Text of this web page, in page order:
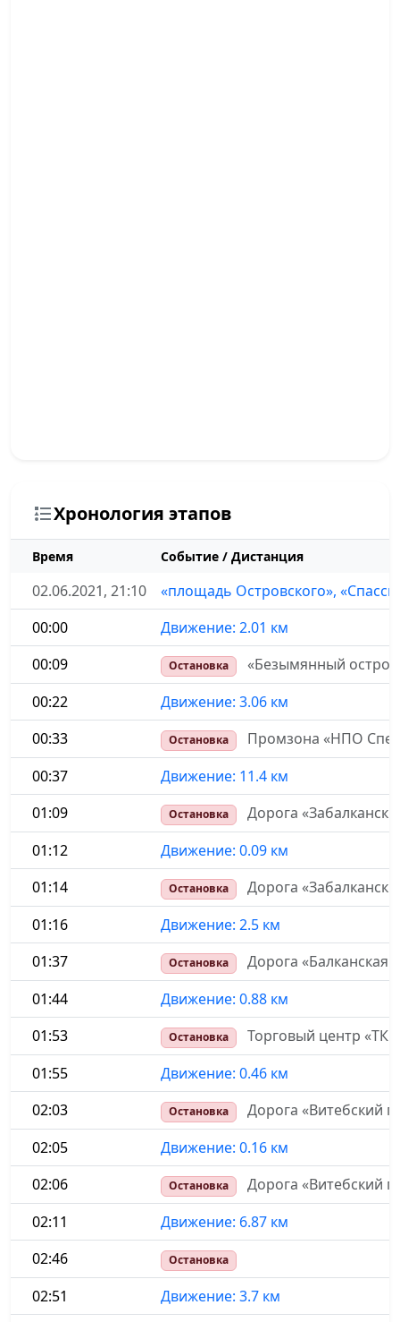
Хронология этапов
Время Событие / Дистанция
02.06.2021, 21:10
«площадь Островского»,
00:00
Движение: 2.01 км
00:09
Остановка
«Безымянный
00:22
Движение: 3.06 км
00:33
Остановка
Промзона «НПО
00:37
Движение: 11.4 км
01:09
Остановка
Дорога
01:12
Движение: 0.09 км
01:14
Остановка
Дорога
01:16
Движение: 2.5 км
01:37
Остановка
Дорога «Балканская
01:44
Движение: 0.88 км
01:53
Остановка
Торговый центр «ТК
01:55
Движение: 0.46 км
02:03
Остановка
Дорога «Витебский
02:05
Движение: 0.16 км
02:06
Остановка
Дорога «Витебский
02:11
Движение: 6.87 км
02:46
Остановка
02:51 Движение: 3.7 км